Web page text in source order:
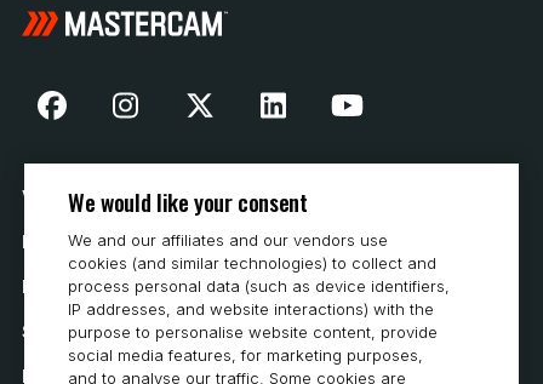
Vår historia
Hur man köper
Karriär
Systemkrav
Integritet
We would like your consent
We and our affiliates and our vendors use
cookies (and similar technologies) to collect and
process personal data (such as device identifiers,
IP addresses, and website interactions) with the
purpose to personalise website content, provide
social media features, for marketing purposes,
and to analyse our traffic. Some cookies are